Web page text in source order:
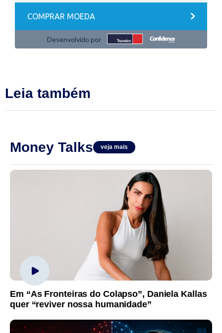
Leia também
Money Talks veja mais
Em “As Fronteiras do Colapso”, Daniela Kallas
quer “reviver nossa humanidade”